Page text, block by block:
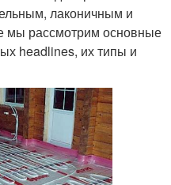
лаконичным и
мы рассмотрим основные
headlines, их типы и